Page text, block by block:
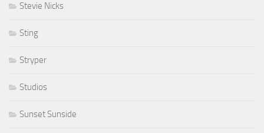
Stevie Nicks
Sting
Stryper
Studios
Sunset Sunside